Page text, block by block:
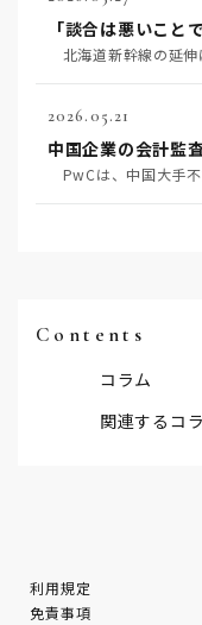
「談合は悪いこと
2026.05.21
中国企業の会計監
Contents
コラム
関連するコ
利用規定
免責事項